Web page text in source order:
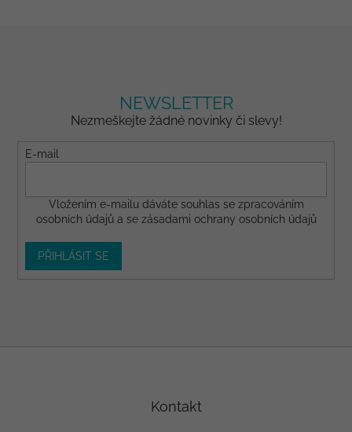
NEWSLETTER
Nezmeškejte žádné novinky či slevy!
E-mail
Vložením e-mailu dáváte souhlas se zpracováním
osobních údajů a se zásadami ochrany osobních údajů
PŘIHLÁSIT SE
Kontakt